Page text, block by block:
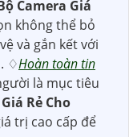
Camera Giá
không thể bỏ
và gắn kết với
♢Hoàn toàn tin
là mục tiêu
Rẻ Cho
trị cao cấp để